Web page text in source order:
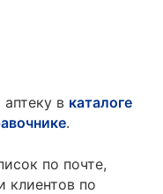
в каталоге
.
по почте,
клиентов по